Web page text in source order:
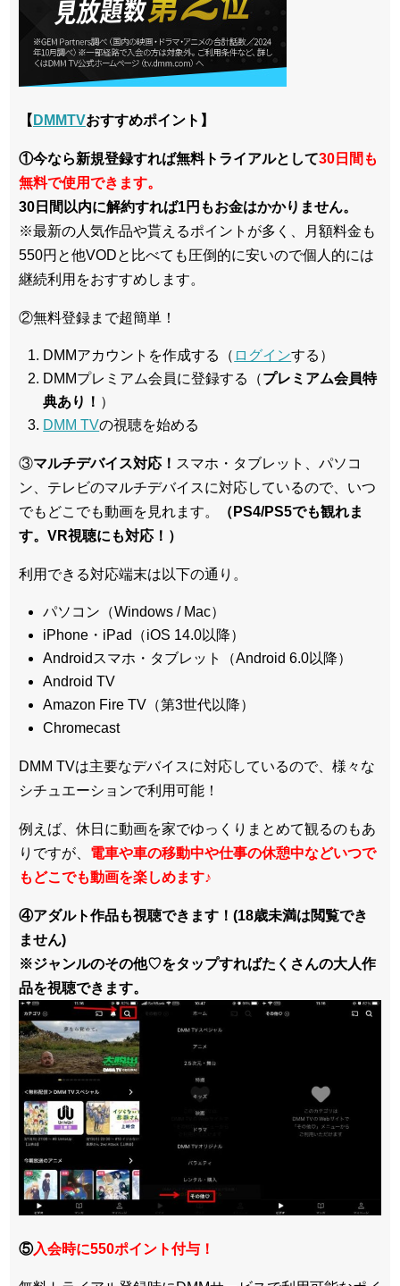
【 DMMTVおすすめポイント】
①今なら新規登録すれば無料トライアルとして30日間も
無料で使用できます。
30日間以内に解約すれば1円もお金はかかりません。
※最新の人気作品や貰えるポイントが多く、月額料金も
550円と他VODと比べても圧倒的に安いので個人的には
継続利用をおすすめします。
②無料登録まで超簡単！
DMMアカウントを作成する（ ログインする）
DMMプレミアム会員に登録する（プレミアム会員特
典あり！ ）
DMM TVの視聴を始める
③マルチデバイス対応！ スマホ・タブレット、パソコ
ン、テレビのマルチデバイスに対応しているので、いつ
でもどこでも動画を見れます。
（PS4/PS5でも観れま
す。VR視聴にも対応！）
利用できる対応端末は以下の通り。
パソコン（Windows / Mac）
iPhone・iPad（iOS 14.0以降）
Androidスマホ・タブレット（Android 6.0以降）
Android TV
Amazon Fire TV（第3世代以降）
Chromecast
DMM TVは主要なデバイスに対応しているので、 様々な
シチュエーションで利用可能！
例えば、休日に動画を家でゆっくりまとめて観るのもあ
りですが、 電車や車の移動中や仕事の休憩中などいつで
もどこでも動画を楽しめます♪
④アダルト作品も視聴できます！(18歳未満は閲覧でき
ません)
※ジャンルのその他♡をタップすればたくさんの大人作
品を視聴できます。
⑤入会時に550ポイント付与！